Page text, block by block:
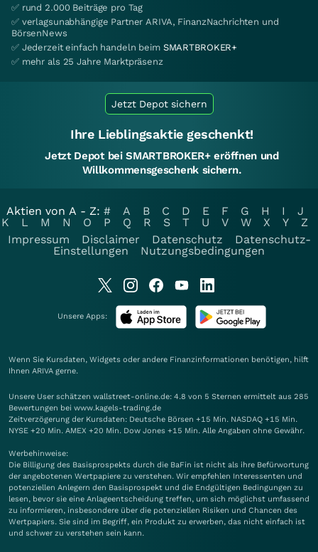
✅ rund 2.000 Beiträge pro Tag
✅ verlagsunabhängige Partner ARIVA, FinanzNachrichten und
BörsenNews
✅ Jederzeit einfach handeln beim SMARTBROKER+
✅ mehr als 25 Jahre Marktpräsenz
Jetzt Depot sichern
Ihre Lieblingsaktie geschenkt!
Jetzt Depot bei SMARTBROKER+ eröffnen und
Willkommensgeschenk sichern.
Aktien von A - Z: # A B C D E F G H I
J
K
L M N O P Q R S T U V W X Y
Z
Impressum
Disclaimer Datenschutz
Datenschutz-
Einstellungen
Nutzungsbedingungen
Unsere Apps:
Wenn Sie Kursdaten, Widgets oder andere Finanzinformationen benötigen, hilft
Ihnen ARIVA gerne.
Unsere User schätzen wallstreet-online.de: 4.8 von 5 Sternen ermittelt aus 285
Bewertungen bei www.kagels-trading.de
Zeitverzögerung der Kursdaten: Deutsche Börsen +15 Min. NASDAQ +15 Min.
NYSE +20 Min. AMEX +20 Min. Dow Jones +15 Min. Alle Angaben ohne Gewähr.
Werbehinweise:
Die Billigung des Basisprospekts durch die BaFin ist nicht als ihre Befürwortung
der angebotenen Wertpapiere zu verstehen. Wir empfehlen Interessenten und
potenziellen Anlegern den Basisprospekt und die Endgültigen Bedingungen zu
lesen, bevor sie eine Anlageentscheidung treffen, um sich möglichst umfassend
zu informieren, insbesondere über die potenziellen Risiken und Chancen des
Wertpapiers. Sie sind im Begriff, ein Produkt zu erwerben, das nicht einfach ist
und schwer zu verstehen sein kann.